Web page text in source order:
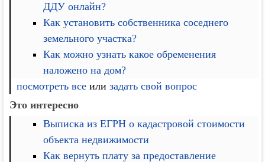
ДДУ онлайн?
Как установить собственника соседнего
земельного участка?
Как можно узнать какое обременения
наложено на дом?
посмотреть все илизадать свой вопрос
Это интересно
Выписка из ЕГРН о кадастровой стоимости
объекта недвижимости
Как вернуть плату за предоставление